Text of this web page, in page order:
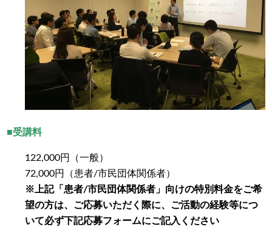
■受講料
122,000円（一般）
72,000円（患者/市民団体関係者）
※上記「患者/市民団体関係者」向けの特別料金をご希
望の方は、ご応募いただく際に、ご活動の経験等につ
いて必ず下記応募フォームにご記入ください